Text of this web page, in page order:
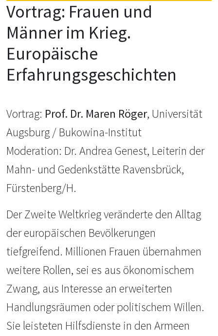
Vortrag: Frauen und
Männer im Krieg.
Europäische
Erfahrungsgeschichten
Vortrag: Prof. Dr. Maren Röger, Universität
Augsburg / Bukowina-Institut
Moderation: Dr. Andrea Genest, Leiterin der
Mahn- und Gedenkstätte Ravensbrück,
Fürstenberg/H.
Der Zweite Weltkrieg veränderte den Alltag
der europäischen Bevölkerungen
tiefgreifend. Millionen Frauen übernahmen
weitere Rollen, sei es aus ökonomischem
Zwang, aus Interesse an erweiterten
Handlungsräumen oder politischem Willen.
Sie leisteten Hilfsdienste in den Armeen